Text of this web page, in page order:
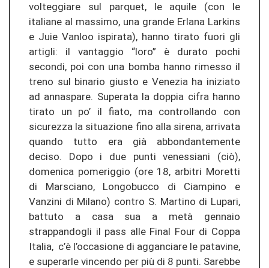
volteggiare sul parquet, le aquile (con le
italiane al massimo, una grande Erlana Larkins
e Juie Vanloo ispirata), hanno tirato fuori gli
artigli: il vantaggio “loro” è durato pochi
secondi, poi con una bomba hanno rimesso il
treno sul binario giusto e Venezia ha iniziato
ad annaspare. Superata la doppia cifra hanno
tirato un po’ il fiato, ma controllando con
sicurezza la situazione fino alla sirena, arrivata
quando tutto era già abbondantemente
deciso. Dopo i due punti venessiani (ciò),
domenica pomeriggio (ore 18, arbitri Moretti
di Marsciano, Longobucco di Ciampino e
Vanzini di Milano) contro S. Martino di Lupari,
battuto a casa sua a metà gennaio
strappandogli il pass alle Final Four di Coppa
Italia, c’è l’occasione di agganciare le patavine,
e superarle vincendo per più di 8 punti. Sarebbe